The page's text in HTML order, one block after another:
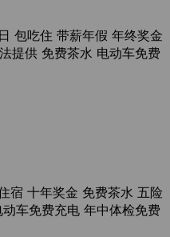
包吃住 带薪年假 年终奖金
提供 免费茶水 电动车免费
宿 十年奖金 免费茶水 五险
动车免费充电 年中体检免费